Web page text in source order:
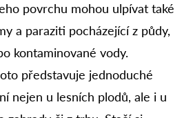
povrchu mohou ulpívat také
a paraziti pocházející z půdy,
kontaminované vody.
představuje jednoduché
nejen u lesních plodů, ale i u